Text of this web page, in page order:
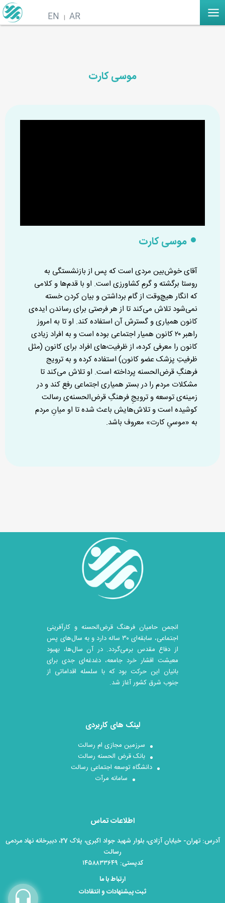
AR
EN
موسی کارت
موسی کارت
آقای خوش‌بین مردی است که پس از بازنشستگی به
روستا برگشته و گرمِ کشاورزی است. او با قدم‌ها و کلامی
که انگار هیچ‌وقت از گام برداشتن و بیان کردن خسته
نمی‌شود تلاش می‌کند تا از هر فرصتی برای رساندن ایده‌ی
کانون همیاری و گسترش آن استفاده کند. او تا به امروز
راهبر ۲۰ کانون همیار اجتماعی بوده است و به افراد زیادی
کانون را معرفی کرده، از ظرفیت‌های افراد برای کانون (مثل
ظرفیتِ پزشک عضو کانون) استفاده کرده و به ترویج
فرهنگِ قرض‌الحسنه پرداخته است. او تلاش می‌کند تا
مشکلات مردم را در بستر همیاری اجتماعی رفع کند و در
زمینه‌ی توسعه و ترویجِ فرهنگِ قرض‌الحسنه‌ی رسالت
کوشیده است و تلاش‌هایش باعث شده تا او میانِ مردم
به «موسیِ کارت» معروف باشد.
انجمن حامیان فرهنگ قرض‌الحسنه و کارآفرینی
اجتماعی، سابقه‌ای ۳۰ ساله دارد و به سال‌های پس
از دفاع مقدس برمی‌گردد. در آن سال‎‌ها، بهبود
معیشت اقشار خرد جامعه، دغدغه‌ای جدی برای
بانیان این حرکت بود که با سلسله اقداماتی از
جنوب شرق کشور آغاز شد.
لینک های کاربردی
سرزمین مجازی ام رسالت
بانک قرض الحسنه رسالت
دانشگاه توسعه اجتماعی رسالت
سامانه مرآت
اطلاعات تماس
آدرس: تهران- خیابان آزادی، بلوار شهید جواد اکبری، پلاک 27، دبیرخانه نهاد مردمی
رسالت
کدپستی: ۱۴۵۸۸۳۳۶۴۹
ارتباط با ما
ثبت پیشنهادات و انتقادات